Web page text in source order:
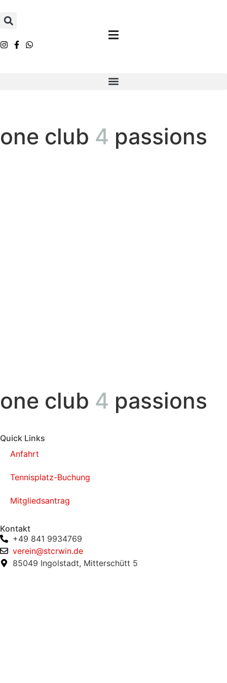
one club 4 passions
one club 4 passions
Quick Links
Anfahrt
Tennisplatz-Buchung
Mitgliedsantrag
Kontakt
+49 841 9934769
verein@stcrwin.de
85049 Ingolstadt, Mitterschütt 5